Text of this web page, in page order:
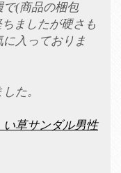
で(商品の梱包
ましたが硬さも
入っておりま
た。
い草サンダル男性